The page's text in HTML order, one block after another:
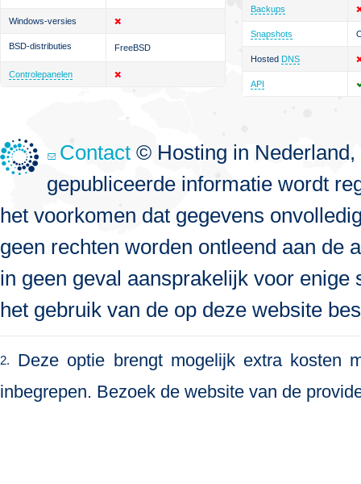
Windows-versies
BSD-distributies FreeBSD
Controlepanelen
Backups
Snapshots
Hosted DNS
API
Contact © Hosting in
gepubliceerde informatie wordt
het voorkomen dat gegevens
geen rechten worden ontleend aan de
in geen geval aansprakelijk voor
het gebruik van de op deze website
2.
Deze optie brengt mogelijk extra kosten
inbegrepen. Bezoek de website van de